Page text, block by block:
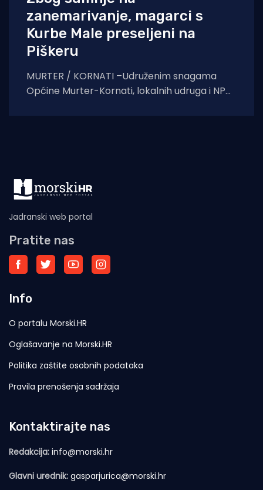
zanemarivanje, magarci s
Kurbe Male preseljeni na
Piškeru
MURTER / KORNATI –Udruženim snagama
Općine Murter-Kornati, lokalnih udruga i NP
Jadranski web portal
Pratite nas
Info
O portalu Morski.HR
Oglašavanje na Morski.HR
Politika zaštite osobnih podataka
Pravila prenošenja sadržaja
Kontaktirajte nas
Redakcija: info@morski.hr
Glavni urednik: gasparjurica@morski.hr